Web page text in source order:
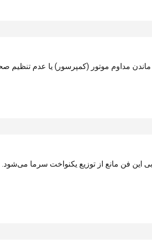
مداوم موتور (کمپرسور) یا عدم تنظیم
فن مانع از توزیع یکنواخت سرما می‌شود.